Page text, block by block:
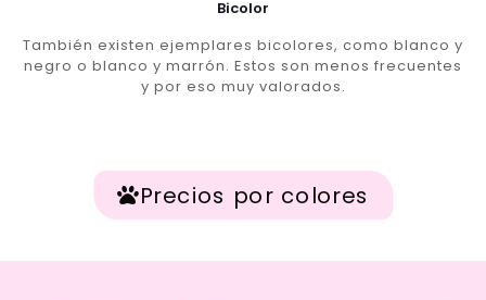
Bicolor
También existen ejemplares bicolores, como blanco y
negro o blanco y marrón. Estos son menos frecuentes
y por eso muy valorados.
Precios por colores